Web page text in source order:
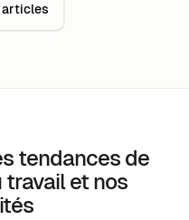
articles
tendances de
et nos